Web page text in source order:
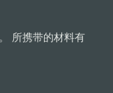
所携带的材料有